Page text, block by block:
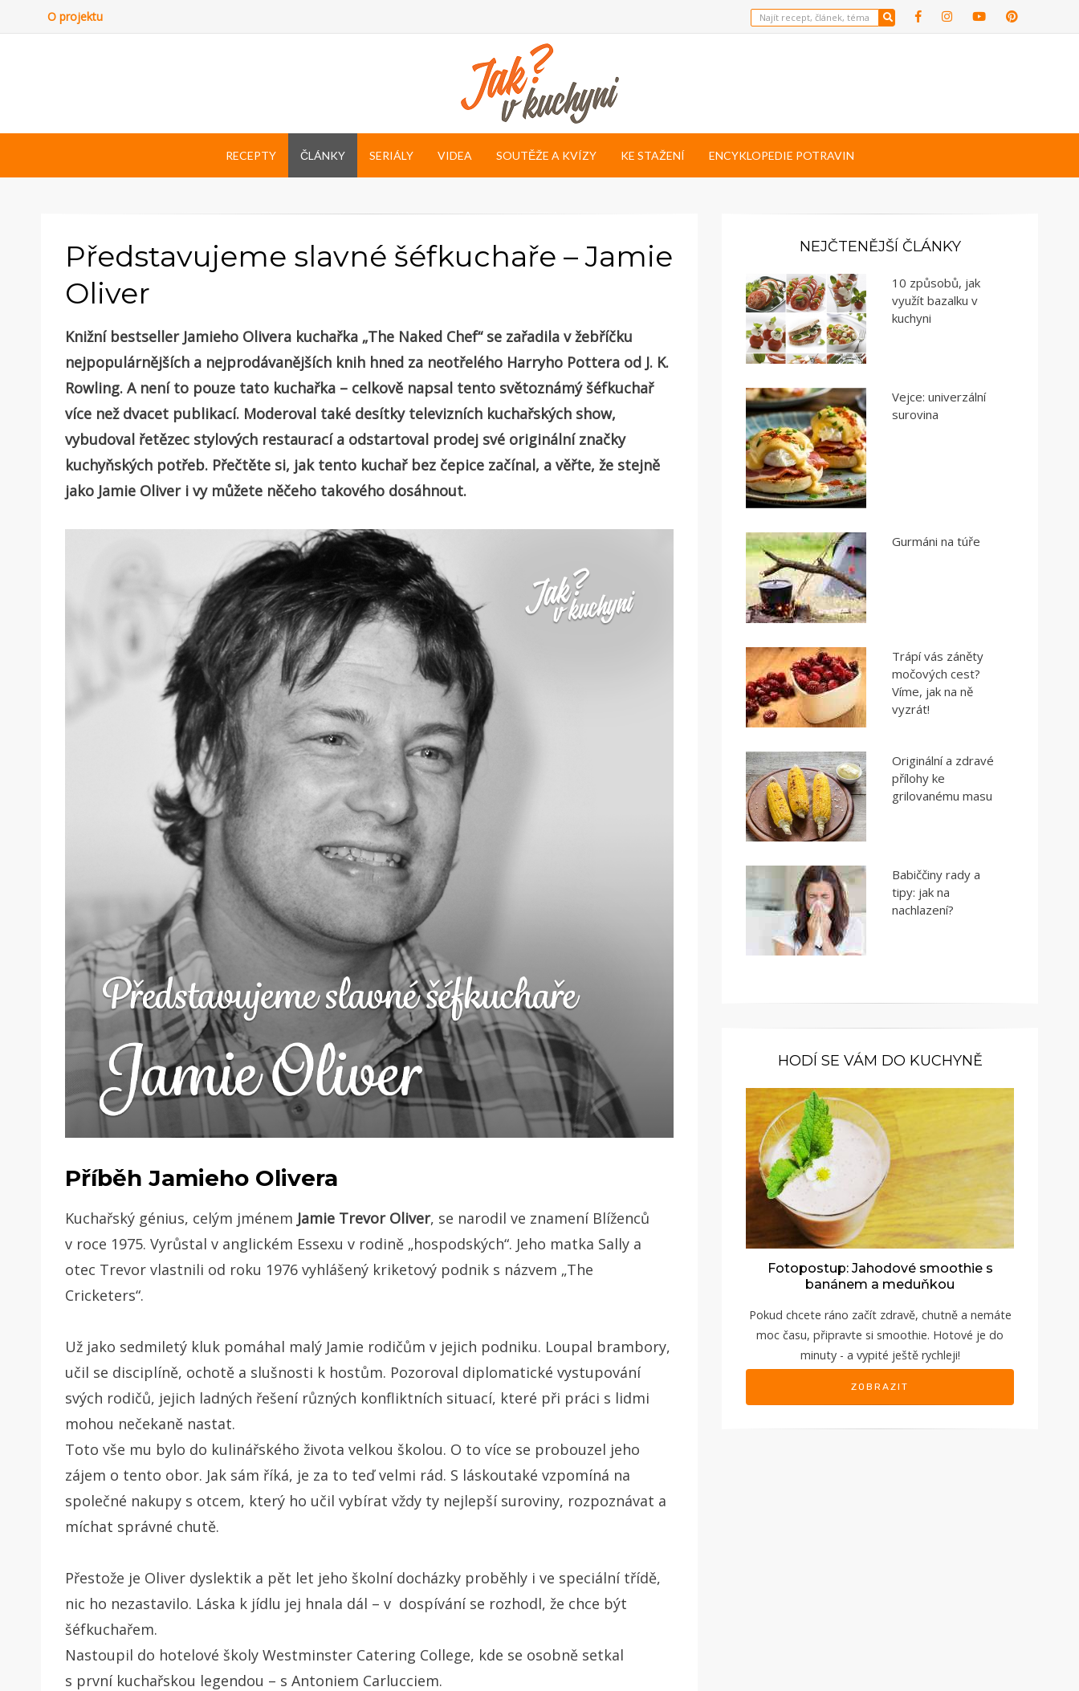
O projektu
RECEPTY ČLÁNKY SERIÁLY VIDEA SOUTĚŽE A KVÍZY KE STAŽENÍ ENCYKLOPEDIE POTRAVIN
Představujeme slavné šéfkuchaře – Jamie
Oliver
Knižní bestseller Jamieho Olivera kuchařka „The Naked Chef“ se zařadila v žebříčku
nejpopulárnějších a nejprodávanějších knih hned za neotřelého Harryho Pottera od J. K.
Rowling. A není to pouze tato kuchařka – celkově napsal tento světoznámý šéfkuchař
více než dvacet publikací. Moderoval také desítky televizních kuchařských show,
vybudoval řetězec stylových restaurací a odstartoval prodej své originální značky
kuchyňských potřeb. Přečtěte si, jak tento kuchař bez čepice začínal, a věřte, že stejně
jako Jamie Oliver i vy můžete něčeho takového dosáhnout.
Příběh Jamieho Olivera
Kuchařský génius, celým jménem Jamie Trevor Oliver, se narodil ve znamení Blíženců
v roce 1975. Vyrůstal v anglickém Essexu v rodině „hospodských“. Jeho matka Sally a
otec Trevor vlastnili od roku 1976 vyhlášený kriketový podnik s názvem „The
Cricketers“.
Už jako sedmiletý kluk pomáhal malý Jamie rodičům v jejich podniku. Loupal brambory,
učil se disciplíně, ochotě a slušnosti k hostům. Pozoroval diplomatické vystupování
svých rodičů, jejich ladných řešení různých konfliktních situací, které při práci s lidmi
mohou nečekaně nastat.
Toto vše mu bylo do kulinářského života velkou školou. O to více se probouzel jeho
zájem o tento obor. Jak sám říká, je za to teď velmi rád. S láskoutaké vzpomíná na
společné nakupy s otcem, který ho učil vybírat vždy ty nejlepší suroviny, rozpoznávat a
míchat správné chutě.
Přestože je Oliver dyslektik a pět let jeho školní docházky proběhly i ve speciální třídě,
nic ho nezastavilo. Láska k jídlu jej hnala dál – v dospívání se rozhodl, že chce být
šéfkuchařem.
Nastoupil do hotelové školy Westminster Catering College, kde se osobně setkal
s první kuchařskou legendou – s Antoniem Carlucciem.
NEJČTENĚJŠÍ ČLÁNKY
10 způsobů, jak
využít bazalku v
kuchyni
Vejce: univerzální
surovina
Gurmáni na túře
Trápí vás záněty
močových cest?
Víme, jak na ně
vyzrát!
Originální a zdravé
přílohy ke
grilovanému masu
Babiččiny rady a
tipy: jak na
nachlazení?
HODÍ SE VÁM DO KUCHYNĚ
Fotopostup: Jahodové smoothie s
banánem a meduňkou
Pokud chcete ráno začít zdravě, chutně a nemáte
moc času, připravte si smoothie. Hotové je do
minuty - a vypité ještě rychleji!
ZOBRAZIT